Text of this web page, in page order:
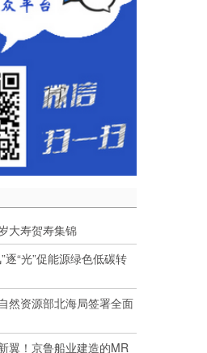
大寿贺寿集锦
逐“光”促能源绿色低碳转
然资源部北海局签署全面
翼！京鲁船业建造的MR